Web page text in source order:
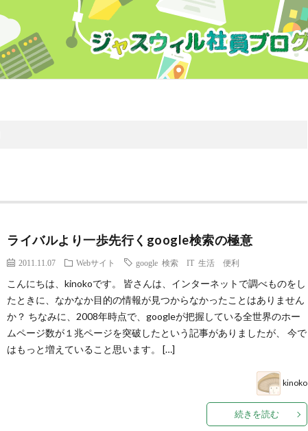
ライバルより一歩先行くgoogle検索の極意
2011.11.07 Webサイト google 検索 IT 生活 便利
こんにちは、kinokoです。 皆さんは、インターネットで調べものをし
たときに、なかなか目的の情報が見つからなかったことはありません
か？ ちなみに、2008年時点で、googleが把握している全世界のホー
ムページ数が１兆ページを突破したという記事がありましたが、 今で
はもっと増えていること思います。 […]
kinoko
続きを読む